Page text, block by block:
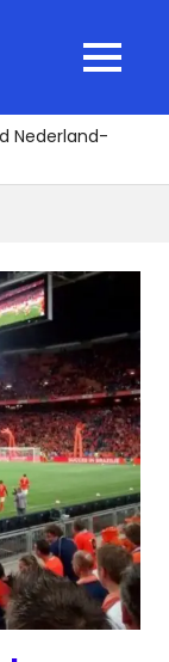
MENU
Nederland-